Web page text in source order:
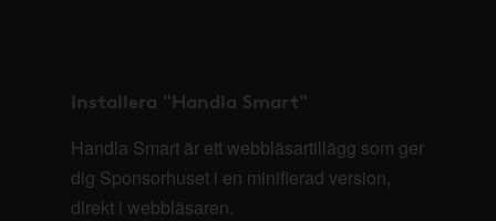
Installera "Handla Smart"
Handla Smart är ett webbläsartillägg som ger
dig Sponsorhuset i en minifierad version,
direkt i webbläsaren.